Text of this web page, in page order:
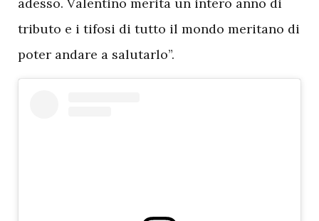
tributo e i tifosi di tutto il mondo meritano di
poter andare a salutarlo”.